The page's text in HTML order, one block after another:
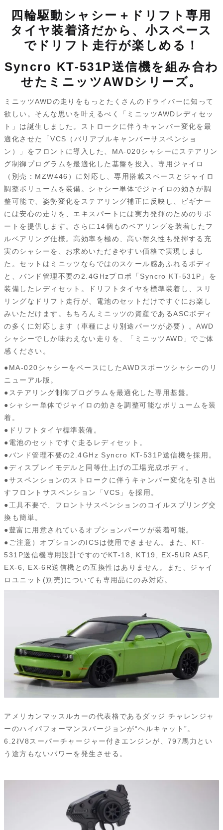
e
b
o
e e
s
y
i
t
a
g
e
n i
l
四輪駆動シャシー＋ドリフト専用
タイヤ装着済だから、小スペース
でドリフト走行が楽しめる！
Syncro KT-531P送信機を組み合わ
せたミニッツAWDシリーズ。
ミニッツAWDの走りをもっとたくさんのドライバーに知って
欲しい。そんな思いを叶えるべく「ミニッツAWDレディセッ
ト」は誕生しました。ストロークに伴うキャンバー変化を最
適化させた「VCS（バリアブルキャンバーサスペンショ
ン）」をフロントに導入した、MA-020シャシーにステアリン
グ制御プログラムを最適化した基盤を投入。専用ジャイロ
（別売：MZW446）に対応し、専用搭載スペースとジャイロ
調整ボリュームを装備。シャシー単体でジャイロの効きが調
整可能で、姿勢変化をステアリング補正に反映し、ビギナー
には安心の走りを、エキスパートには実力発揮のためのサポ
ートを提供します。さらに14個ものベアリングを装着したフ
ルベアリング仕様。高効率を極め、高い耐久性も発揮する充
実のシャシーを、お求めいただきやすい価格で実現しまし
た。セットはミニッツならではのスケール感あふれるボディ
と、バンド管理不要の2.4GHzプロポ「Syncro KT-531P」を
装備したレディセット。ドリフトタイヤを標準装着し、スリ
リングなドリフト走行が、電池のセットだけですぐにお楽し
みいただけます。もちろんミニッツの資産であるASCボディ
の多くに対応します（車種により別途パーツが必要）。AWD
シャシーでしか味わえない走りを、「ミニッツAWD」でご体
感ください。
●MA-020シャシーをベースにしたAWDスポーツシャシーのリ
ニューアル版。
●ステアリング制御プログラムを最適化した専用基盤。
●シャシー単体でジャイロの効きを調整可能なボリュームを装
着。
●ドリフトタイヤ標準装備。
●電池のセットですぐ走るレディセット。
●バンド管理不要の2.4GHz Syncro KT-531P送信機を採用。
●ディスプレイモデルと同等仕上げの工場完成ボディ。
●サスペンションのストロークに伴うキャンバー変化を引き出
すフロントサスペンション「VCS」を採用。
●工具不要で、フロントサスペンションのコイルスプリング交
換も簡単。
●豊富に用意されているオプションパーツが装着可能。
●ご注意）オプションのICSは使用できません。また、KT-
531P送信機専用設計ですのでKT-18, KT19, EX-5UR ASF,
EX-6, EX-6R送信機との互換性はありません。また、ジャイ
ロユニット(別売)についても専用品にのみ対応。
アメリカンマッスルカーの代表格であるダッジ チャレンジャ
ーのハイパフォーマンスバージョンが“ヘルキャット”。
6.2ℓV8スーパーチャージャー付きエンジンが、797馬力とい
う途方もないパワーを発生させる。